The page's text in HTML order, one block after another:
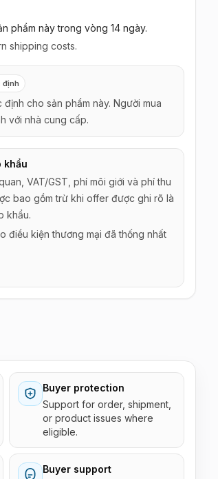
phẩm này trong vòng 14 ngày.
shipping costs.
định
cho sản phẩm này. Người mua
với nhà cung cấp.
khẩu
VAT/GST, phí môi giới và phí thu
bao gồm trừ khi offer được ghi rõ là
khẩu.
điều kiện thương mại đã thống nhất
Buyer protection
Support for order, shipment,
or product issues where
eligible.
Buyer support